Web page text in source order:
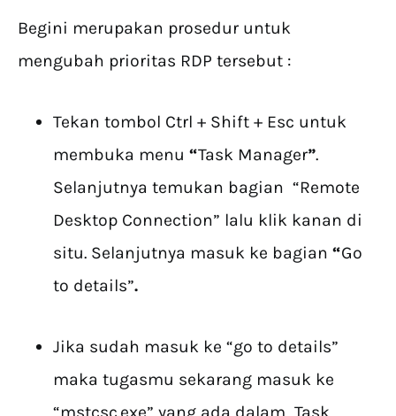
Begini merupakan prosedur untuk
mengubah prioritas RDP tersebut :
Tekan tombol Ctrl + Shift + Esc untuk
membuka menu “Task Manager”.
Selanjutnya temukan bagian “Remote
Desktop Connection” lalu klik kanan di
situ. Selanjutnya masuk ke bagian “Go
to details”.
Jika sudah masuk ke “go to details”
maka tugasmu sekarang masuk ke